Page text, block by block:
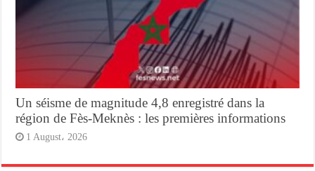
Un séisme de magnitude 4,8 enregistré dans la
région de Fès-Meknès : les premières informations
1 August، 2026